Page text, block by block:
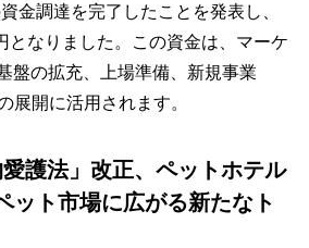
金調達を完了したことを発表し、
となりました。この資金は、マーケ
盤の拡充、上場準備、新規事業
展開に活用されます。
護法」改正、ペットホテル
ット市場に広がる新たなト